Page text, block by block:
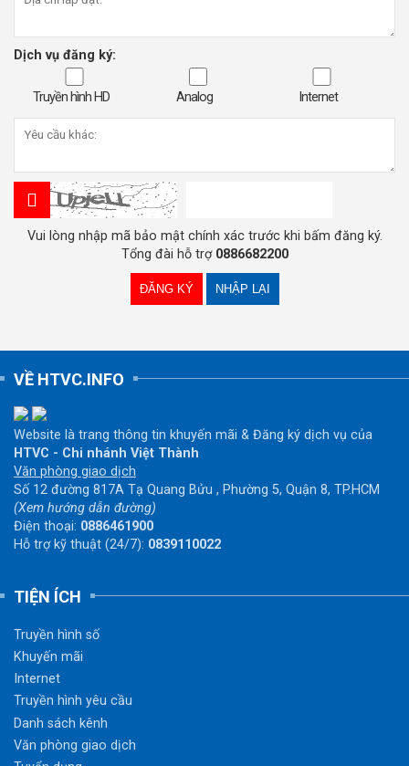
Dịch vụ đăng ký:
Truyền hình HD Analog Internet
Vui lòng nhập mã bảo mật chính xác trước khi bấm đăng ký.
Tổng đài hỗ trợ 0886682200
VỀ HTVC.INFO
Website là trang thông tin khuyến mãi & Đăng ký dịch vụ của
HTVC - Chi nhánh Việt Thành
Văn phòng giao dịch
Số 12 đường 817A Tạ Quang Bửu , Phường 5, Quận 8, TP.HCM
(Xem hướng dẫn đường)
Điện thoại: 0886461900
Hỗ trợ kỹ thuật (24/7): 0839110022
TIỆN ÍCH
Truyền hình số
Khuyến mãi
Internet
Truyền hình yêu cầu
Danh sách kênh
Văn phòng giao dịch